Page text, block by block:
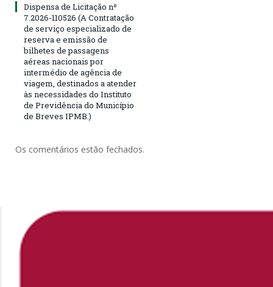
Dispensa de Licitação nº
7.2026-110526 (A Contratação
de serviço especializado de
reserva e emissão de
bilhetes de passagens
aéreas nacionais por
intermédio de agência de
viagem, destinados a atender
às necessidades do Instituto
de Previdência do Município
de Breves IPMB.)
Os comentários estão fechados.